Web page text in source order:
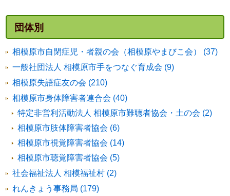
団体別
相模原市自閉症児・者親の会（相模原やまびこ会） (37)
一般社団法人 相模原市手をつなぐ育成会 (9)
相模原失語症友の会 (210)
相模原市身体障害者連合会 (40)
特定非営利活動法人 相模原市難聴者協会・土の会 (2)
相模原市肢体障害者協会 (6)
相模原市視覚障害者協会 (14)
相模原市聴覚障害者協会 (5)
社会福祉法人 相模福祉村 (2)
れんきょう事務局 (179)